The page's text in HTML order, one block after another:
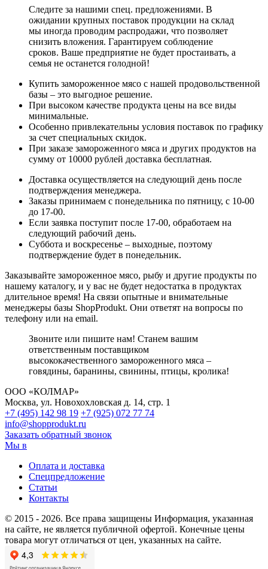
Следите за нашими спец. предложениями. В
ожидании крупных поставок продукции на склад
мы иногда проводим распродажи, что позволяет
снизить вложения. Гарантируем соблюдение
сроков. Ваше предприятие не будет простаивать, а
семья не останется голодной!
Купить замороженное мясо с нашей продовольственной
базы – это выгодное решение.
При высоком качестве продукта цены на все виды
минимальные.
Особенно привлекательны условия поставок по графику
за счет специальных скидок.
При заказе замороженного мяса и других продуктов на
сумму от 10000 рублей доставка бесплатная.
Доставка осуществляется на следующий день после
подтверждения менеджера.
Заказы принимаем с понедельника по пятницу, с 10-00
до 17-00.
Если заявка поступит после 17-00, обработаем на
следующий рабочий день.
Суббота и воскресенье – выходные, поэтому
подтверждение будет в понедельник.
Заказывайте замороженное мясо, рыбу и другие продукты по
нашему каталогу, и у вас не будет недостатка в продуктах
длительное время! На связи опытные и внимательные
менеджеры базы ShopProdukt. Они ответят на вопросы по
телефону или на email.
Звоните или пишите нам! Станем вашим
ответственным поставщиком
высококачественного замороженного мяса –
говядины, баранины, свинины, птицы, кролика!
ООО «КОЛМАР»
Москва, ул. Новохохловская д. 14, стр. 1
+7 (495) 142 98 19 +7 (925) 072 77 74
info@shopprodukt.ru
Заказать обратный звонок
Мы в
Оплата и доставка
Спецпредложение
Статьи
Контакты
© 2015 - 2026. Все права защищены Информация, указанная
на сайте, не является публичной офертой. Конечные цены
товара могут отличаться от цен, указанных на сайте.